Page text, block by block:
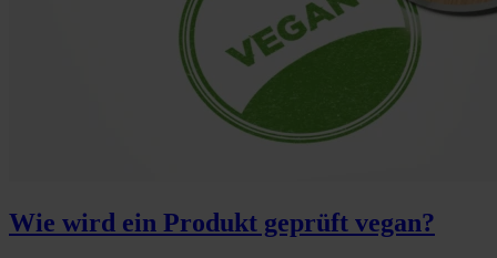
Wie wird ein Produkt geprüft vegan?